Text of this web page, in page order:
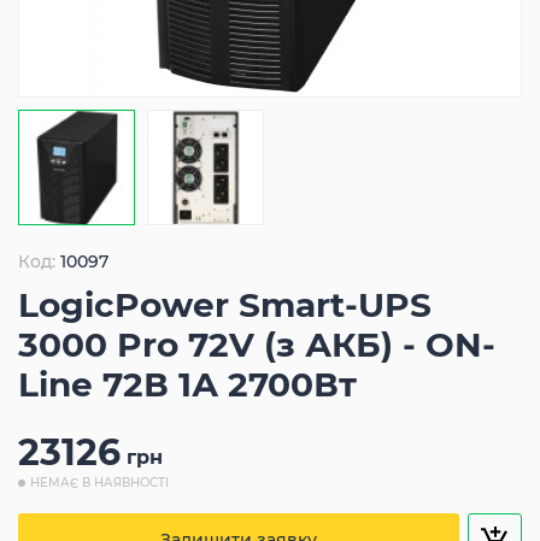
Код: 10097
LogicPower Smart-UPS
3000 Pro 72V (з АКБ) - ON-
Line 72В 1А 2700Вт
23126 грн
НЕМАЄ В НАЯВНОСТІ